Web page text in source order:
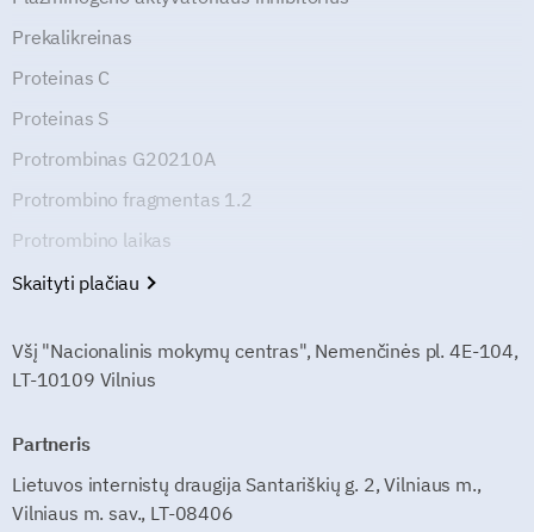
Prekalikreinas
Proteinas C
Proteinas S
Protrombinas G20210A
Protrombino fragmentas 1.2
Protrombino laikas
Skaityti plačiau
Všį "Nacionalinis mokymų centras", Nemenčinės pl. 4E-104,
LT-10109 Vilnius
Partneris
Lietuvos internistų draugija Santariškių g. 2, Vilniaus m.,
Vilniaus m. sav., LT-08406